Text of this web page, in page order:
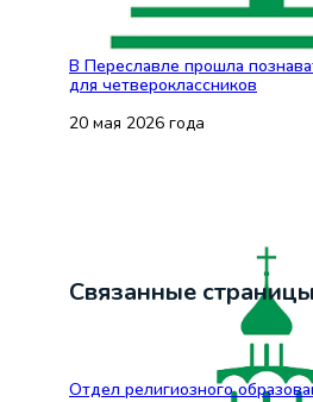
В Переславле прошла
для четвероклассников
20 мая 2026 года
Связанные страницы
Отдел религиозного